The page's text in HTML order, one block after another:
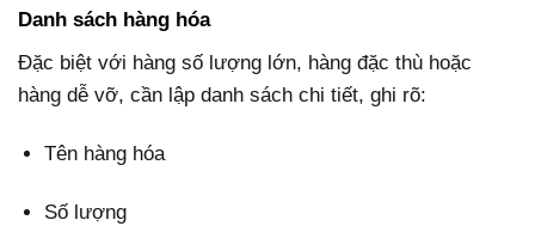
Danh sách hàng hóa
Đặc biệt với hàng số lượng lớn, hàng đặc thù hoặc
hàng dễ vỡ, cần lập danh sách chi tiết, ghi rõ:
Tên hàng hóa
Số lượng